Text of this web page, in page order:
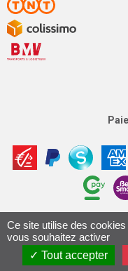
© 2026 Le
Ce site utilise des
vous souhaitez activer
Tout accepter